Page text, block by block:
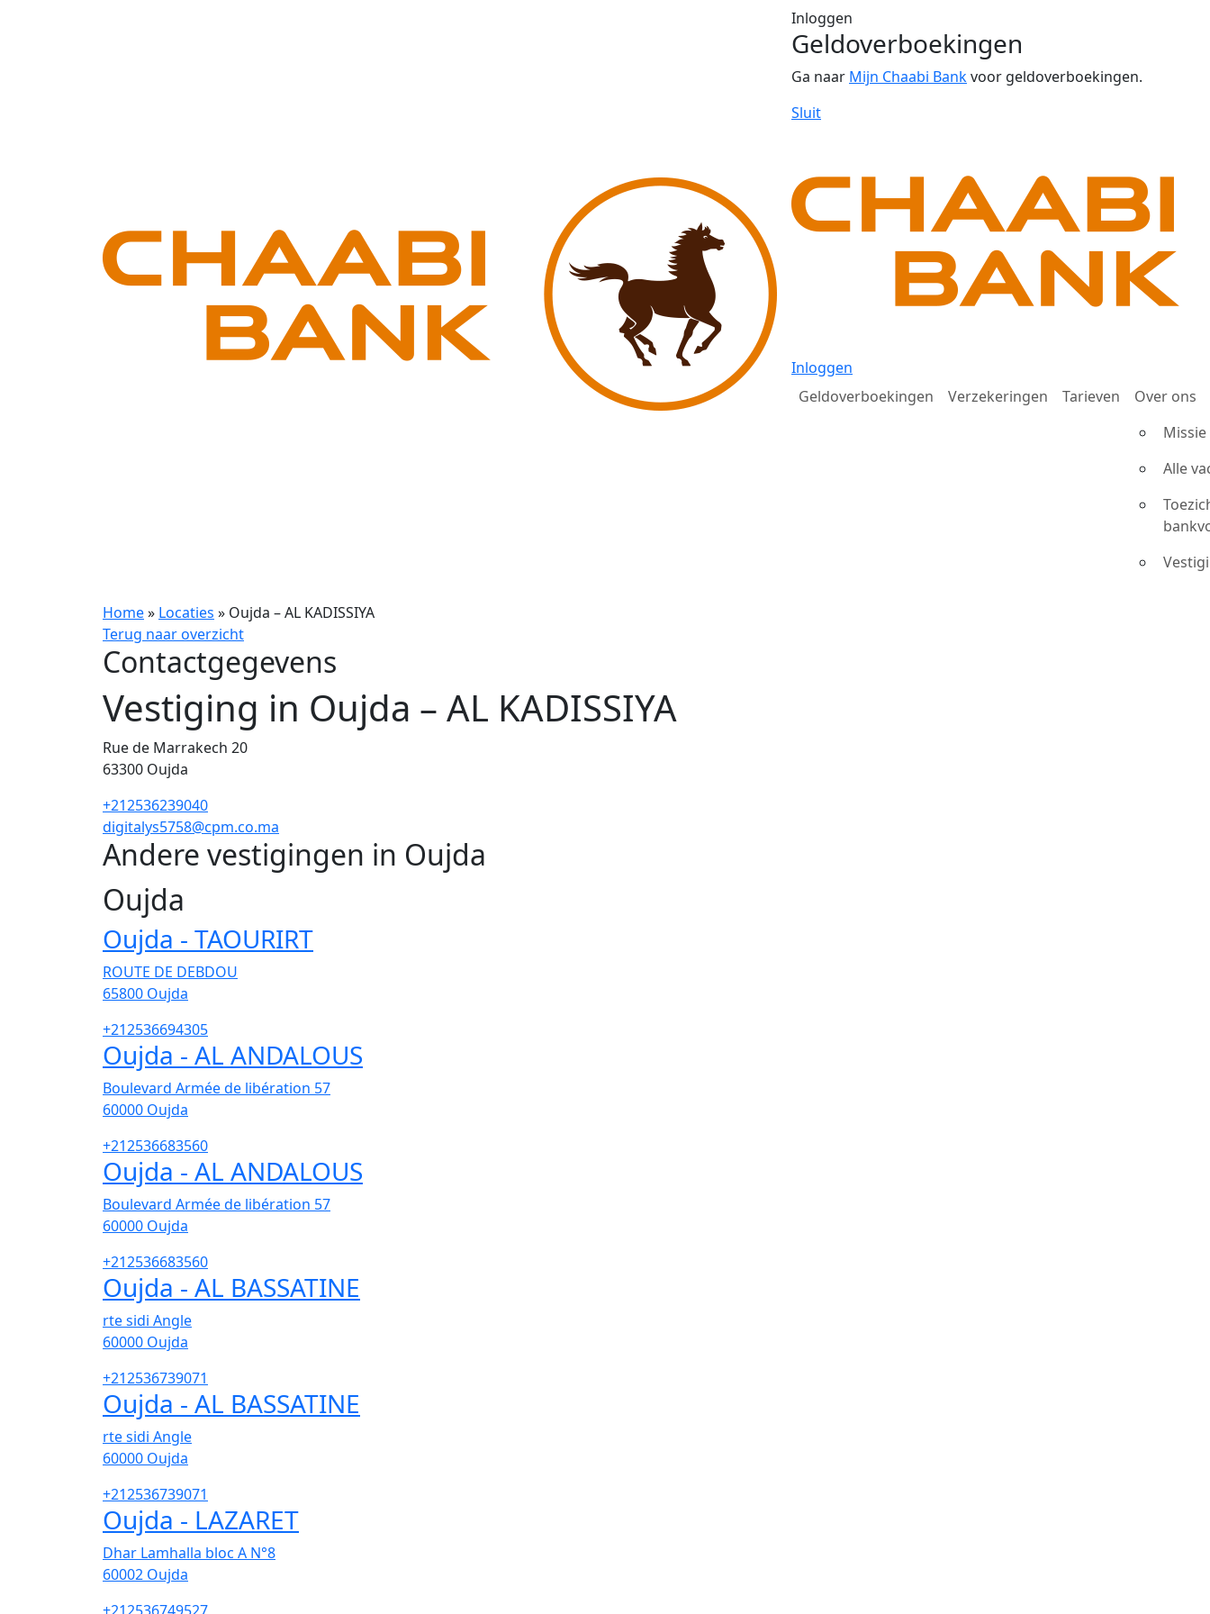
Inloggen
Geldoverboekingen
Ga naar Mijn Chaabi Bankvoor geldoverboekingen.
Sluit
Inloggen
Geldoverboekingen
Verzekeringen Tarieven
Over ons
Alle
Home» Locaties » Oujda – AL KADISSIYA
Terug naar overzicht
Contactgegevens
Vestiging in Oujda – AL KADISSIYA
Rue de Marrakech 20
63300 Oujda
+212536239040
digitalys5758@cpm.co.ma
Andere vestigingen in Oujda
Oujda
Oujda - TAOURIRT
ROUTE DE DEBDOU
65800 Oujda
+212536694305
Oujda - AL ANDALOUS
Boulevard Armée de libération 57
60000 Oujda
+212536683560
Oujda - AL ANDALOUS
Boulevard Armée de libération 57
60000 Oujda
+212536683560
Oujda - AL BASSATINE
rte sidi Angle
60000 Oujda
+212536739071
Oujda - AL BASSATINE
rte sidi Angle
60000 Oujda
+212536739071
Oujda - LAZARET
Dhar Lamhalla bloc A N°8
60002 Oujda